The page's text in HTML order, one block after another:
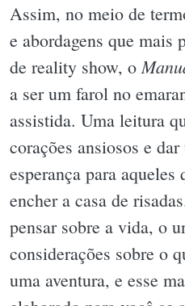
Assim, no meio de
e abordagens que mais
de reality show, o
a ser um farol no
assistida. Uma leitura
corações ansiosos e
esperança para aqueles
encher a casa de
pensar sobre a vida, o
considerações sobre o
uma aventura, e esse